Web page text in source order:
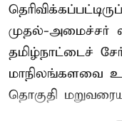
முதல்-அமைச்சர்
தமிழ்நாட்டைச்
மாநிலங்களவை
தொகுதி